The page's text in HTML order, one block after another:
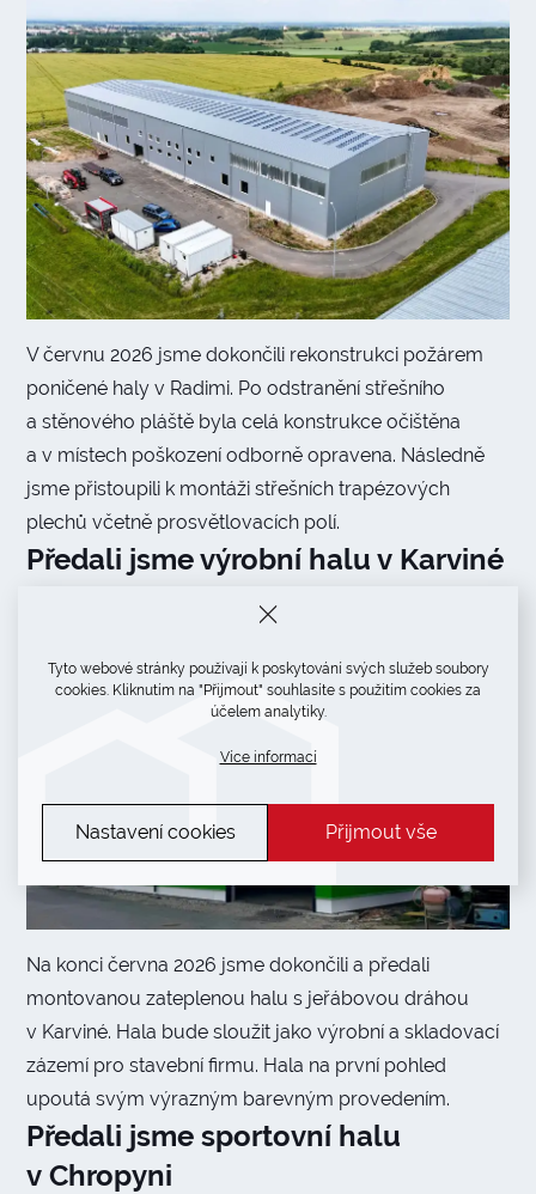
Tyto webové stránky používají k poskytování svých služeb soubory
cookies. Kliknutím na "Přijmout" souhlasíte s použitím cookies za
účelem analytiky.
Více informací
Nastavení cookies Přijmout vše
V červnu 2026 jsme dokončili rekonstrukci požárem
poničené haly v Radimi. Po odstranění střešního
a stěnového pláště byla celá konstrukce očištěna
a v místech poškození odborně opravena. Následně
jsme přistoupili k montáži střešních trapézových
plechů včetně prosvětlovacích polí.
Předali jsme výrobní halu v Karviné
Na konci června 2026 jsme dokončili a předali
montovanou zateplenou halu s jeřábovou dráhou
v Karviné. Hala bude sloužit jako výrobní a skladovací
zázemí pro stavební firmu. Hala na první pohled
upoutá svým výrazným barevným provedením.
Předali jsme sportovní halu
v Chropyni